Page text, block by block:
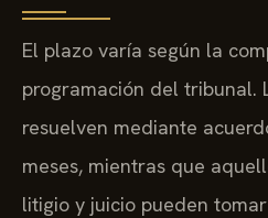
El plazo varía según la
programación del tribunal.
resuelven mediante
meses, mientras que
litigio y juicio pueden